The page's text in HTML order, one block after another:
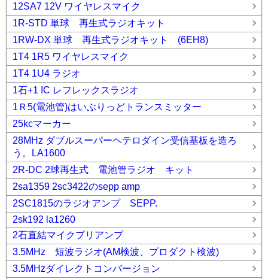
12SA7 12V ワイヤレスマイク
1R-STD 単球 再生式ラジオキット
1RW-DX 単球 再生式ラジオキット (6EH8)
1T4 1R5 ワイヤレスマイク
1T4 1U4 ラジオ
1石+1 IC レフレックスラジオ
1Ｒ5(電池管)はいぶりっどトランスミッター
25kcマーカー
28MHz ダブルスーパーヘテロダイン受信基板を造ろ
う。LA1600
2R-DC 2球再生式 電池管ラジオ キット
2sa1359 2sc3422のsepp amp
2SC1815のラジオアンプ SEPP.
2sk192 la1260
2石直結マイクプリアンプ
3.5MHz 短波ラジオ(AM検波、プロダクト検波)
3.5MHzダイレクトコンバージョン